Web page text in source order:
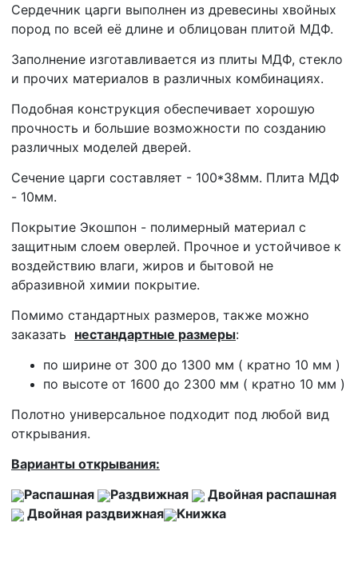
Сердечник царги выполнен из древесины хвойных
пород по всей её длине и облицован плитой МДФ.
Заполнение изготавливается из плиты МДФ, стекло
и прочих материалов в различных комбинациях.
Подобная конструкция обеспечивает хорошую
прочность и большие возможности по созданию
различных моделей дверей.
Сечение царги составляет - 100*38мм. Плита МДФ
- 10мм.
Покрытие Экошпон - полимерный материал с
защитным слоем оверлей. Прочное и устойчивое к
воздействию влаги, жиров и бытовой не
абразивной химии покрытие.
Помимо стандартных размеров, также можно
заказать нестандартные размеры:
по ширине от 300 до 1300 мм ( кратно 10 мм )
по высоте от 1600 до 2300 мм ( кратно 10 мм )
Полотно универсальное подходит под любой вид
открывания.
Варианты открывания:
Распашная
Раздвижная
Двойная распашная
Двойная раздвижная
Книжка